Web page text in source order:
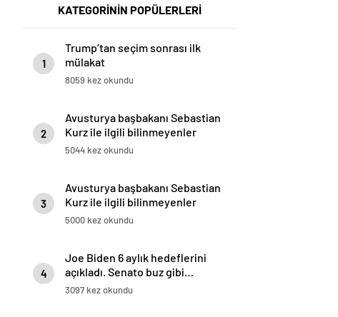
KATEGORİNİN POPÜLERLERİ
1
Trump’tan seçim sonrası ilk
mülakat
8059 kez okundu
2
Avusturya başbakanı Sebastian
Kurz ile ilgili bilinmeyenler
5044 kez okundu
3
Avusturya başbakanı Sebastian
Kurz ile ilgili bilinmeyenler
5000 kez okundu
4
Joe Biden 6 aylık hedeflerini
açıkladı. Senato buz gibi…
3097 kez okundu